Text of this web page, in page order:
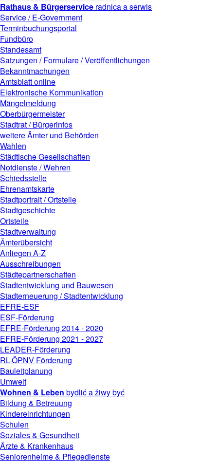
Rathaus & Bürgerservice radnica a serwis
Service / E-Government
Terminbuchungsportal
Fundbüro
Standesamt
Satzungen / Formulare / Veröffentlichungen
Bekanntmachungen
Amtsblatt online
Elektronische Kommunikation
Mängelmeldung
Oberbürgermeister
Stadtrat / Bürgerinfos
weitere Ämter und Behörden
Wahlen
Städtische Gesellschaften
Notdienste / Wehren
Schiedsstelle
Ehrenamtskarte
Stadtportrait / Ortsteile
Stadtgeschichte
Ortsteile
Stadtverwaltung
Ämterübersicht
Anliegen A-Z
Ausschreibungen
Städtepartnerschaften
Stadtentwicklung und Bauwesen
Stadterneuerung / Stadtentwicklung
EFRE-ESF
ESF-Förderung
EFRE-Förderung 2014 - 2020
EFRE-Förderung 2021 - 2027
LEADER-Förderung
RL-ÖPNV Förderung
Bauleitplanung
Umwelt
Wohnen & Leben bydlić a žiwy być
Bildung & Betreuung
Kindereinrichtungen
Schulen
Soziales & Gesundheit
Ärzte & Krankenhaus
Seniorenheime & Pflegedienste